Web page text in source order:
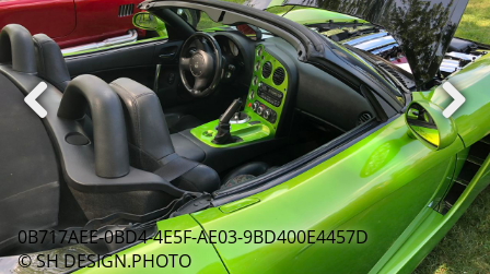
0B717AEE-0BD4-4E5F-AE03-9BD400E4457D
© SH DESIGN.PHOTO